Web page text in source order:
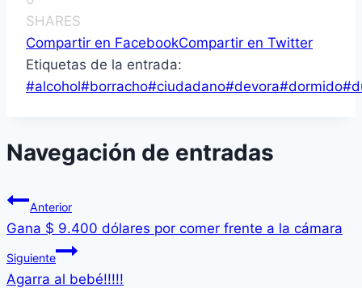
SHARES
Compartir en FacebookCompartir en Twitter
Etiquetas de la entrada:
#alcohol#borracho#ciudadano#devora#dormido#
Navegación de entradas
Anterior
Gana $ 9.400 dólares por comer frente a la cámara
Siguiente
Agarra al bebé!!!!!